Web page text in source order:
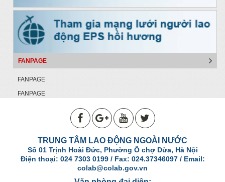
FANPAGE
FANPAGE
FANPAGE
TRUNG TÂM LAO ĐỘNG NGOÀI NƯỚC
Số 01 Trịnh Hoài Đức, Phường Ô chợ Dừa, Hà Nội
Điện thoại: 024 7303 0199 / Fax: 024.37346097 / Email:
colab@colab.gov.vn